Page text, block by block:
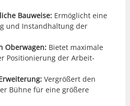
Bauweise:Ermöglicht eine
und Instand­hal­tung der
Ober­wa­gen:Bietet max­i­male
Posi­tion­ierung der Arbeit­
Ver­größert den
Bühne für eine größere